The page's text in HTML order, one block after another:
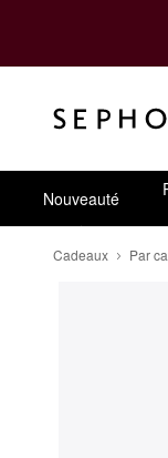
Nouveauté
Cadeaux Par